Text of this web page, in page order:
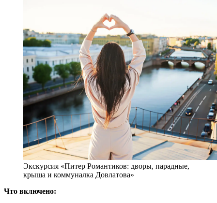
Экскурсия «Питер Романтиков: дворы, парадные,
крыша и коммуналка Довлатова»
Что включено: